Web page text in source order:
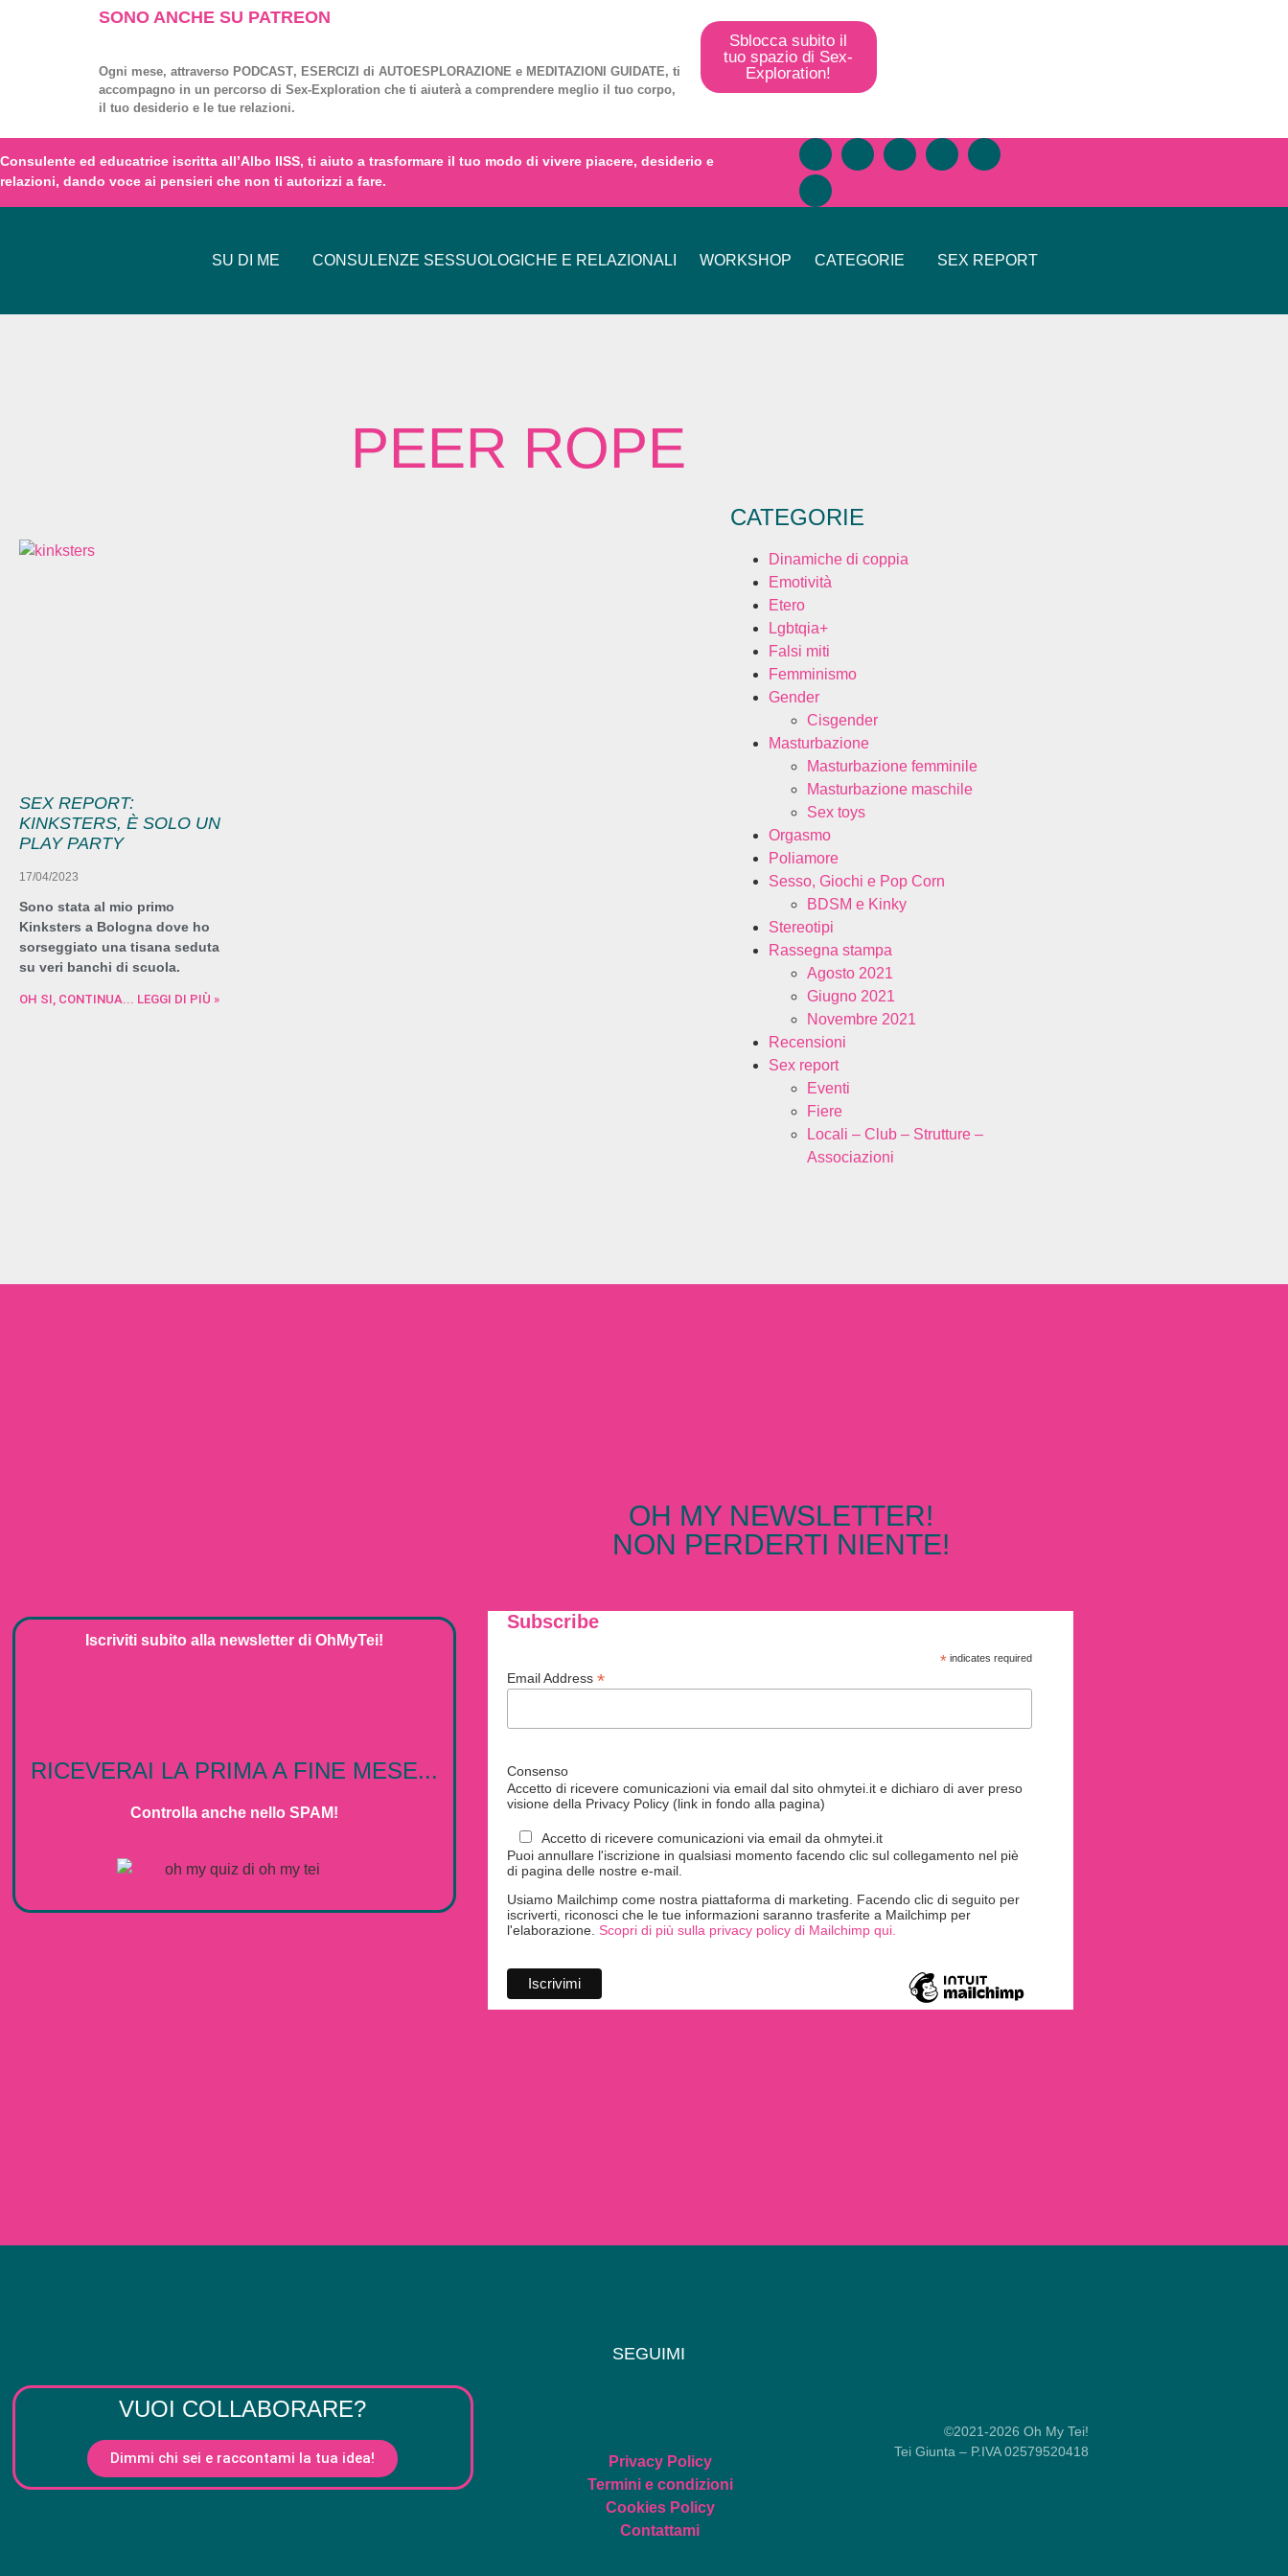
SONO ANCHE SU PATREON
Ogni mese, attraverso PODCAST, ESERCIZI di AUTOESPLORAZIONE e MEDITAZIONI GUIDATE, ti
accompagno in un percorso di Sex-Exploration che ti aiuterà a comprendere meglio il tuo corpo,
il tuo desiderio e le tue relazioni.
Sblocca subito il
tuo spazio di Sex-
Exploration!
Consulente ed educatrice iscritta all’Albo IISS, ti aiuto a trasformare il tuo modo di vivere piacere, desiderio e
relazioni, dando voce ai pensieri che non ti autorizzi a fare.
SU DI ME CONSULENZE SESSUOLOGICHE E RELAZIONALI WORKSHOP CATEGORIE SEX REPORT
PEER ROPE
SEX REPORT:
KINKSTERS, È SOLO UN
PLAY PARTY
17/04/2023
Sono stata al mio primo
Kinksters a Bologna dove ho
sorseggiato una tisana seduta
su veri banchi di scuola.
OH SI, CONTINUA... LEGGI DI PIÙ »
CATEGORIE
Dinamiche di coppia
Emotività
Etero
Lgbtqia+
Falsi miti
Femminismo
Gender
Cisgender
Masturbazione
Masturbazione femminile
Masturbazione maschile
Sex toys
Orgasmo
Poliamore
Sesso, Giochi e Pop Corn
BDSM e Kinky
Stereotipi
Rassegna stampa
Agosto 2021
Giugno 2021
Novembre 2021
Recensioni
Sex report
Eventi
Fiere
Locali – Club – Strutture –
Associazioni
Iscriviti subito alla newsletter diOhMyTei!
RICEVERAI LA PRIMA A FINE MESE...
Controlla anche nello SPAM!
OH MY NEWSLETTER!
NON PERDERTI NIENTE!
Subscribe
* indicates required
Email Address*
Consenso
Accetto di ricevere comunicazioni via email dal sito ohmytei.it e dichiaro di aver preso
visione della Privacy Policy (link in fondo alla pagina)
Accetto di ricevere comunicazioni via email da ohmytei.it
Puoi annullare l'iscrizione in qualsiasi momento facendo clic sul collegamento nel piè
di pagina delle nostre e-mail.
Usiamo Mailchimp come nostra piattaforma di marketing. Facendo clic di seguito per
iscriverti, riconosci che le tue informazioni saranno trasferite a Mailchimp per
l'elaborazione. Scopri di più sulla privacy policy di Mailchimp qui.
VUOI COLLABORARE?
Dimmi chi sei e raccontami la tua idea!
SEGUIMI
Privacy Policy
Termini e condizioni
Cookies Policy
Contattami
©2021-2026 Oh My Tei!
Tei Giunta – P.IVA 02579520418